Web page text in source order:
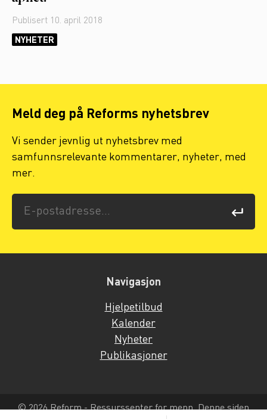
Publisert 10. april 2018
NYHETER
Meld deg på Reforms nyhetsbrev
Vi sender jevnlig ut nyhetsbrev med
samfunnsrelevante kommentarer, nyheter, med
mer.
Navigasjon
Hjelpetilbud
Kalender
Nyheter
Publikasjoner
© 2026 Reform - Ressurssenter for menn. Denne siden